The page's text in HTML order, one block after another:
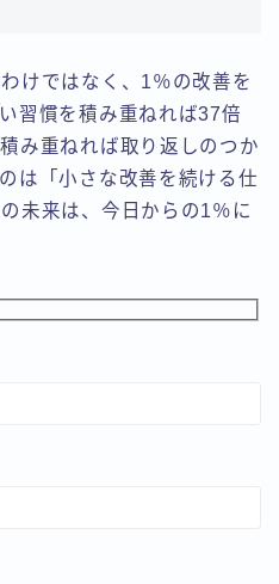
けではなく、1％の改善を
習慣を積み重ねれば37倍
み重ねれば取り返しのつか
は「小さな改善を続ける仕
未来は、今日からの1％に